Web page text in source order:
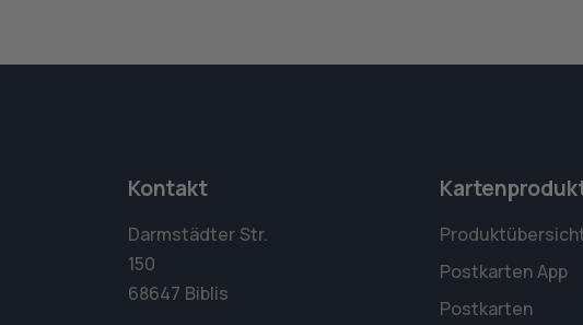
Kontakt
Darmstädter Str.
150
68647 Biblis
Postkarten App
Postkarten